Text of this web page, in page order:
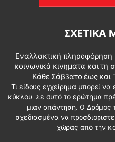
ΣΧΕΤΙΚΆ
Εναλλακτική πληροφόρηση
κοινωνικά κινήματα και τη
Κάθε Σάββατο έως και
Τι είδους εγχείρημα μπορεί να
κύκλου; Σε αυτό το ερώτημα
μιαν απάντηση. Ο Δρόμος
σχεδιασμένα να
χώρας από την